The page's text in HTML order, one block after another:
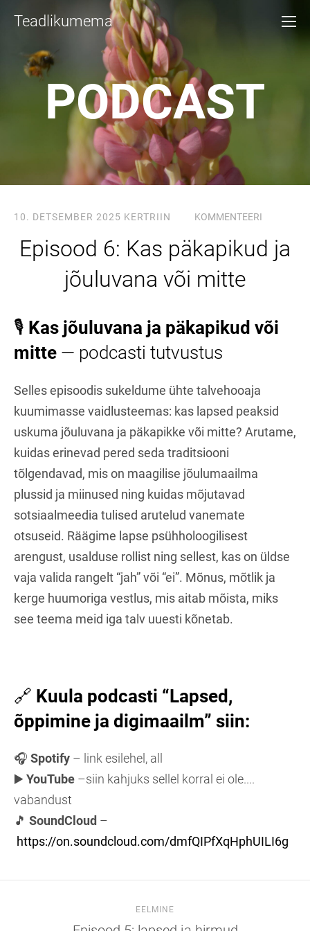
Teadlikumema
PODCAST
10. DETSEMBER 2025 KERTRIIN KOMMENTEERI
Episood 6: Kas päkapikud ja
jõuluvana või mitte
🎙️ Kas jõuluvana ja päkapikud või
mitte — podcasti tutvustus
Selles episoodis sukeldume ühte talvehooaja
kuumimasse vaidlusteemas: kas lapsed peaksid
uskuma jõuluvana ja päkapikke või mitte? Arutame,
kuidas erinevad pered seda traditsiooni
tõlgendavad, mis on maagilise jõulumaailma
plussid ja miinused ning kuidas mõjutavad
sotsiaalmeedia tulised arutelud vanemate
otsuseid. Räägime lapse psühholoogilisest
arengust, usalduse rollist ning sellest, kas on üldse
vaja valida rangelt “jah” või “ei”. Mõnus, mõtlik ja
kerge huumoriga vestlus, mis aitab mõista, miks
see teema meid iga talv uuesti kõnetab.
🔗 Kuula podcasti “Lapsed,
õppimine ja digimaailm” siin:
🎧 Spotify – link esilehel, all
▶️ YouTube –siin kahjuks sellel korral ei ole....
vabandust
🎵 SoundCloud –
https://on.soundcloud.com/dmfQIPfXqHphUILI6g
EELMINE